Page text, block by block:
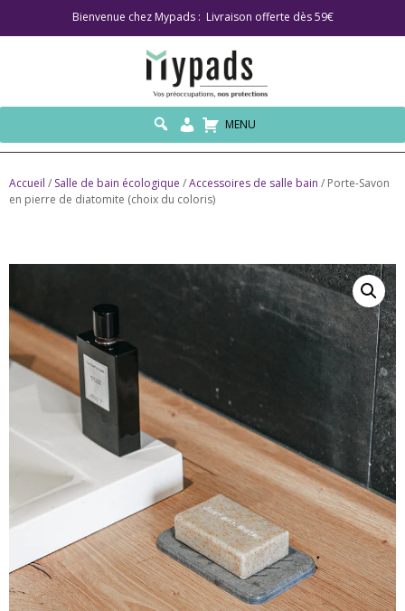
Bienvenue chez Mypads : Livraison offerte dès 59€
MENU
Accueil / Salle de bain écologique /Accessoires de salle bain / Porte-Savon
en pierre de diatomite (choix du coloris)